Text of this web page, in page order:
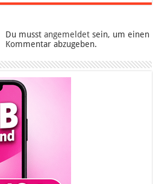
Du musstangemeldet sein, um einen
Kommentar abzugeben.